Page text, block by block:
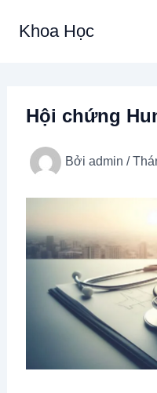
Khoa Học
Hội chứng
Bởi admin /